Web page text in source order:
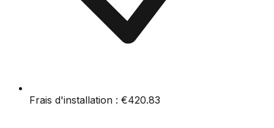
Frais d'installation : €420.83